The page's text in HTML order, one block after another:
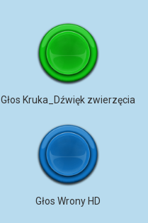
Głos Kruka_Dźwięk zwierzęcia
Głos Wrony HD